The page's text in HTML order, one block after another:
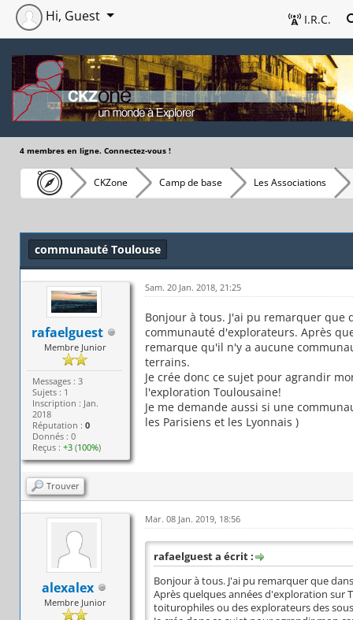
I.R.C.
Hi, Guest
4 membres en ligne. Connectez-vous !
CKZone Camp de base Les Associations
communauté Toulouse
rafaelguest
Membre Junior
Messages : 3
Sujets : 1
Inscription : Jan.
2018
Réputation :0
Donnés : 0
Reçus :+3 (100%)
Sam. 20 Jan. 2018, 21:25
Bonjour à tous. J'ai pu remarquer que
communauté d'explorateurs. Après
remarque qu'il n'y a aucune
terrains.
Je crée donc ce sujet pour agrandir
l'exploration Toulousaine!
Je me demande aussi si une
les Parisiens et les Lyonnais )
Trouver
alexalex
Membre Junior
Mar. 08 Jan. 2019, 18:56
rafaelguest a écrit :
Bonjour à tous. J'ai pu remarquer que
Après quelques années d'exploration sur
toiturophiles ou des explorateurs des